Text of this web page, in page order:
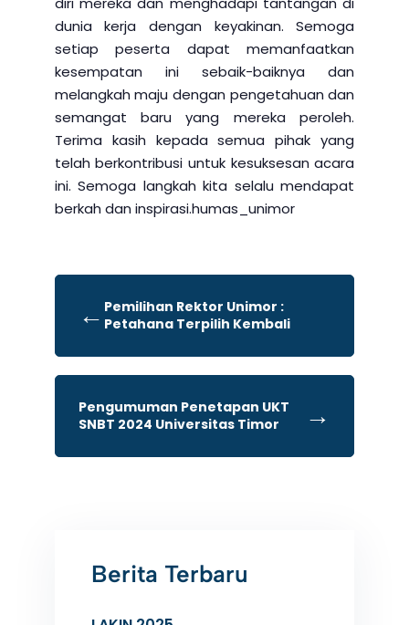
dunia kerja dengan keyakinan. Semoga
setiap peserta dapat memanfaatkan
kesempatan ini sebaik-baiknya dan
melangkah maju dengan pengetahuan dan
semangat baru yang mereka peroleh.
Terima kasih kepada semua pihak yang
telah berkontribusi untuk kesuksesan acara
ini. Semoga langkah kita selalu mendapat
berkah dan inspirasi.humas_unimor
← Pemilihan Rektor Unimor :
Petahana Terpilih Kembali
Pengumuman Penetapan UKT
SNBT 2024 Universitas Timor
→
Berita Terbaru